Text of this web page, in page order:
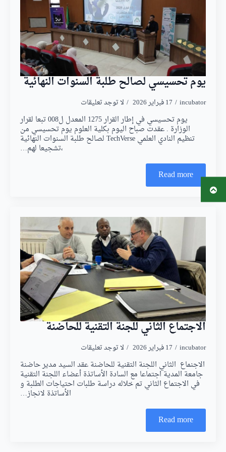
يوم تحسيسي لصالح طلبة السنوات النهائية
incubator 17 فبراير 2026 لا توجد تعليقات
يوم تحسيسي في إطار القرار 1275 المعدل ل008 تبعا لقرار
الوزارة . عقدت صباح اليوم بكلية العلوم يوم تحسيسي من
تنظيم النادي العلمي TechVerse لصالح طلبة السنوات النهائية
،تشجيعا لهم…
Read more
الاجتماع الثاني للجنة التقنية للحاضنة
incubator 17 فبراير 2026 لا توجد تعليقات
الاجنماع الثاني اللجنة التقنية للحاضنة عقد السيد مدير حاضنة
جامعة المدية اجتماعا مع السادة الأساتذة أعضاء اللجنة التقنية
في الاجتماع الثاني تم خلاله دراسة طلبات احتياجات الطلبة و
الأساتذة لانجاز…
Read more